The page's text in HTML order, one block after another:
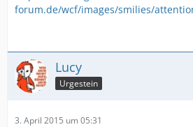
forum.de/wcf/images/smilies/
Lucy
Urgestein
3. April 2015 um 05:31